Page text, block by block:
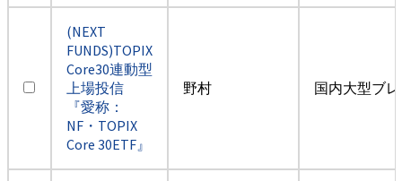
(NEXT
FUNDS)TOPIX
Core30連動型
上場投信
『愛称：
NF・TOPIX
Core 30ETF』
野村 国内大型ブ